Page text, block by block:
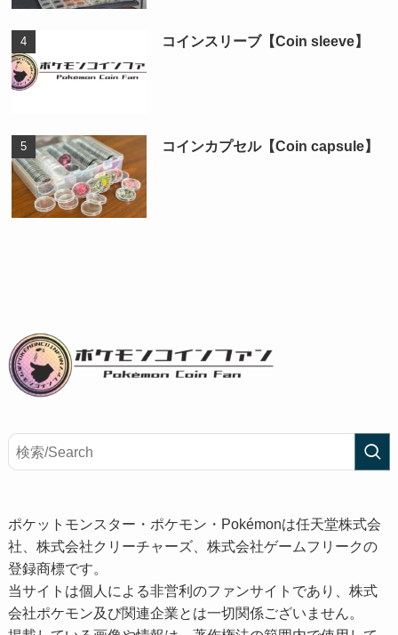
コインスリーブ【Coin sleeve】
コインカプセル【Coin capsule】
ポケットモンスター・ポケモン・Pokémonは任天堂株式会
社、株式会社クリーチャーズ、株式会社ゲームフリークの
登録商標です。
当サイトは個人による非営利のファンサイトであり、株式
会社ポケモン及び関連企業とは一切関係ございません。